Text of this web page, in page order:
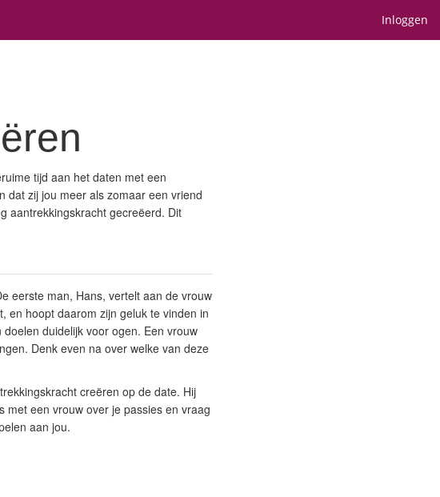
Inloggen
tijd aan het daten met een
dat zij jou meer als zomaar een vriend
aantrekkingskracht gecreëerd. Dit
eerste man, Hans, vertelt aan de vrouw
en hoopt daarom zijn geluk te vinden in
duidelijk voor ogen. Een vrouw
Denk even na over welke van deze
creëren op de date. Hij
met een vrouw over je passies en vraag
aan jou.